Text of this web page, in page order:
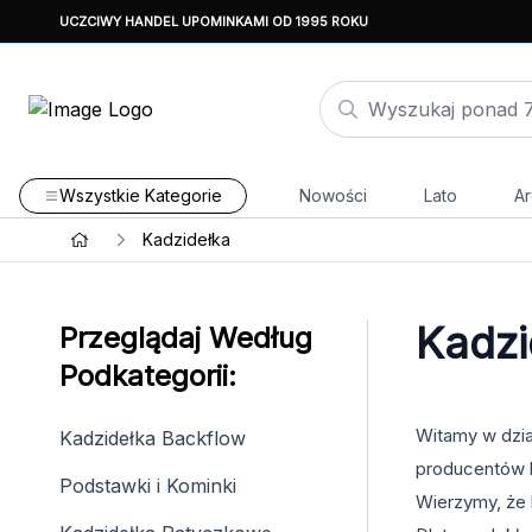
UCZCIWY HANDEL UPOMINKAMI OD 1995 ROKU
Wszystkie Kategorie Nowości Lato
Kadzidełka
Przeglądaj Według
Podkategorii:
Kadzidełka Backflow
Podstawki i Kominki
Witamy w
producentów
Wierzymy,